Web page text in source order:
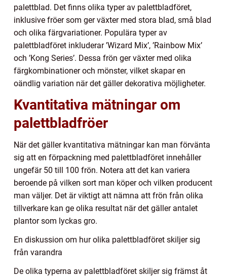
palettblad. Det finns olika typer av palettbladföret,
inklusive fröer som ger växter med stora blad, små blad
och olika färgvariationer. Populära typer av
palettbladföret inkluderar ’Wizard Mix’, ’Rainbow Mix’
och ’Kong Series’. Dessa frön ger växter med olika
färgkombinationer och mönster, vilket skapar en
oändlig variation när det gäller dekorativa möjligheter.
Kvantitativa mätningar om
palettbladfröer
När det gäller kvantitativa mätningar kan man förvänta
sig att en förpackning med palettbladföret innehåller
ungefär 50 till 100 frön. Notera att det kan variera
beroende på vilken sort man köper och vilken producent
man väljer. Det är viktigt att nämna att frön från olika
tillverkare kan ge olika resultat när det gäller antalet
plantor som lyckas gro.
En diskussion om hur olika palettbladföret skiljer sig
från varandra
De olika typerna av palettbladföret skiljer sig främst åt